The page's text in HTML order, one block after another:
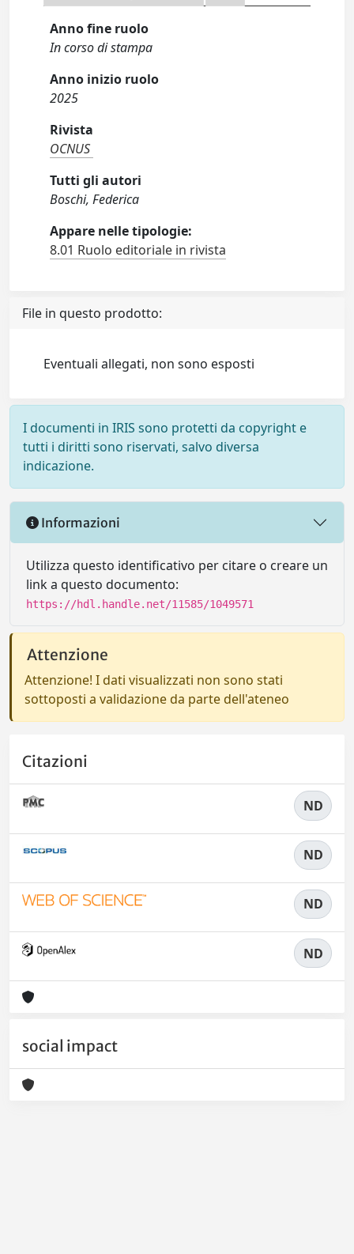
Anno fine ruolo
In corso di stampa
Anno inizio ruolo
2025
Rivista
OCNUS
Tutti gli autori
Boschi, Federica
Appare nelle tipologie:
8.01 Ruolo editoriale in rivista
File in questo prodotto:
Eventuali allegati, non sono esposti
I documenti in IRIS sono protetti da copyright e
tutti i diritti sono riservati, salvo diversa
indicazione.
Informazioni
Utilizza questo identificativo per citare o creare un
link a questo documento:
https://hdl.handle.net/11585/1049571
Attenzione
Attenzione! I dati visualizzati non sono stati
sottoposti a validazione da parte dell'ateneo
Citazioni
ND
ND
ND
ND
social impact